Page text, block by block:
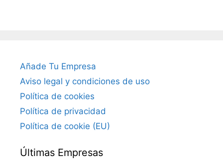
Añade Tu Empresa
Aviso legal y condiciones de uso
Política de cookies
Política de privacidad
Política de cookie (EU)
Últimas Empresas